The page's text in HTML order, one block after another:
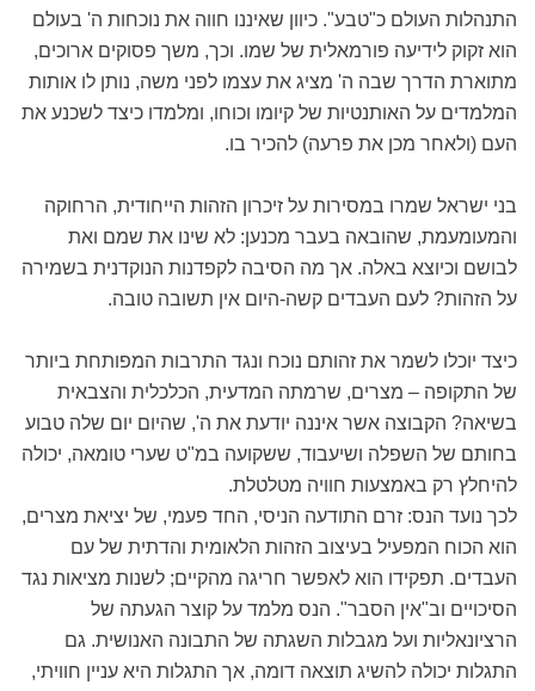
התנהלות העולם כ"טבע". כיוון שאיננו חווה את נוכחות ה' בעולם
הוא זקוק לידיעה פורמאלית של שמו. וכך, משך פסוקים ארוכים,
מתוארת הדרך שבה ה' מציג את עצמו לפני משה, נותן לו אותות
המלמדים על האותנטיות של קיומו וכוחו, ומלמדו כיצד לשכנע את
העם (ולאחר מכן את פרעה) להכיר בו.
בני ישראל שמרו במסירות על זיכרון הזהות הייחודית, הרחוקה
והמעומעמת, שהובאה בעבר מכנען: לא שינו את שמם ואת
לבושם וכיוצא באלה. אך מה הסיבה לקפדנות הנוקדנית בשמירה
על הזהות? לעם העבדים קשה-היום אין תשובה טובה.
כיצד יוכלו לשמר את זהותם נוכח ונגד התרבות המפותחת ביותר
של התקופה – מצרים, שרמתה המדעית, הכלכלית והצבאית
בשיאה? הקבוצה אשר איננה יודעת את ה', שהיום יום שלה טבוע
בחותם של השפלה ושיעבוד, ששקועה במ"ט שערי טומאה, יכולה
להיחלץ רק באמצעות חוויה מטלטלת.
לכך נועד הנס: זרם התודעה הניסי, החד פעמי, של יציאת מצרים,
הוא הכוח המפעיל בעיצוב הזהות הלאומית והדתית של עם
העבדים. תפקידו הוא לאפשר חריגה מהקיים; לשנות מציאות נגד
הסיכויים וב"אין הסבר". הנס מלמד על קוצר הגעתה של
הרציונאליות ועל מגבלות השגתה של התבונה האנושית. גם
התגלות יכולה להשיג תוצאה דומה, אך התגלות היא עניין חוויתי,